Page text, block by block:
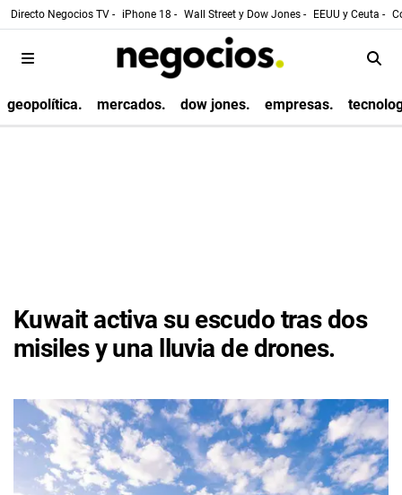
Directo Negocios TV - iPhone 18 - Wall Street y Dow Jones - EEUU y Ceuta -
geopolítica. mercados. dow jones. empresas.
Kuwait activa su escudo tras dos
misiles y una lluvia de drones.